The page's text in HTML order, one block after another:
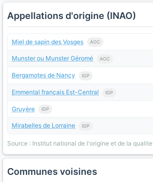
Appellations d'origine (INAO)
Miel de sapin des Vosges AOC
Munster ou Munster Géromé AOC
Bergamotes de Nancy IGP
Emmental français Est-Central IGP
Gruyère IGP
Mirabelles de Lorraine IGP
Source : Institut national de l'origine et de la qualite
Communes voisines